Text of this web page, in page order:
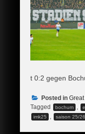
t 0:2 gegen
Posted in
Tagged
bochum ,
imk25 , saison 25/26